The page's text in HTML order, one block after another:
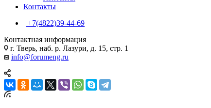
Контакты
+7(4822)39-44-69
Контактная информация
г. Тверь, наб. р. Лазури, д. 15, стр. 1
info@forumeng.ru